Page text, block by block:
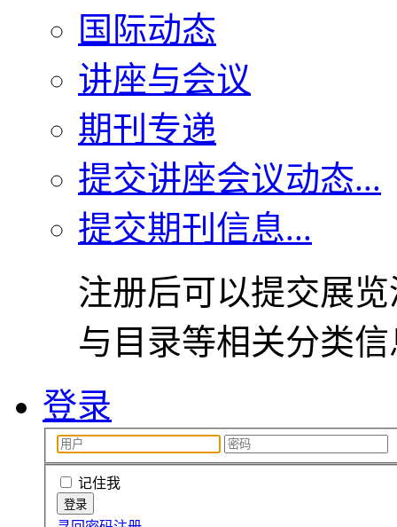
国际动态
讲座与会议
期刊专递
提交讲座会议动态...
提交期刊信息...
注册后可以提交展
与目录等相关分类
登录
记住我